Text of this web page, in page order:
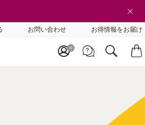
お問い合わせ お得情報をお届け